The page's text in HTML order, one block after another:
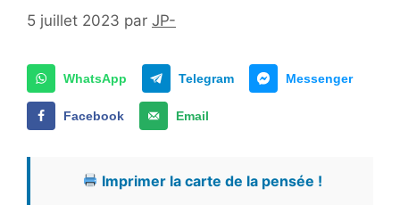
5 juillet 2023 par JP-
WhatsApp Telegram Messenger
Facebook Email
Imprimer la carte de la pensée !